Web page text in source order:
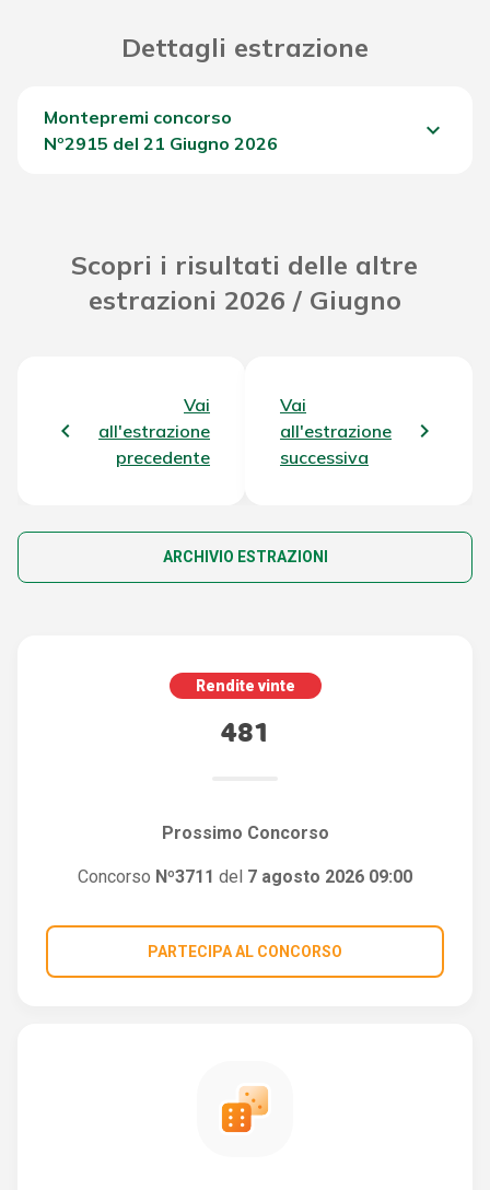
Dettagli estrazione
Montepremi concorso
Nº2915 del 21 Giugno 2026
keyboard_arrow_down
Scopri i risultati delle altre
estrazioni 2026 / Giugno
Vai
all'estrazione
precedente
Vai
all'estrazione
successiva
ARCHIVIO ESTRAZIONI
Rendite vinte
481
Prossimo Concorso
Concorso Nº3711 del 7 agosto 2026 09:00
PARTECIPA AL CONCORSO